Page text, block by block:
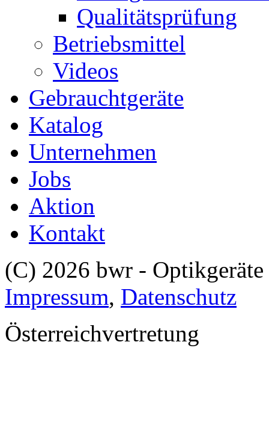
Qualitätsprüfung
Betriebsmittel
Videos
Gebrauchtgeräte
Katalog
Unternehmen
Jobs
Aktion
Kontakt
(C) 2026 bwr -
Impressum, Datenschutz
Österreichvertretung